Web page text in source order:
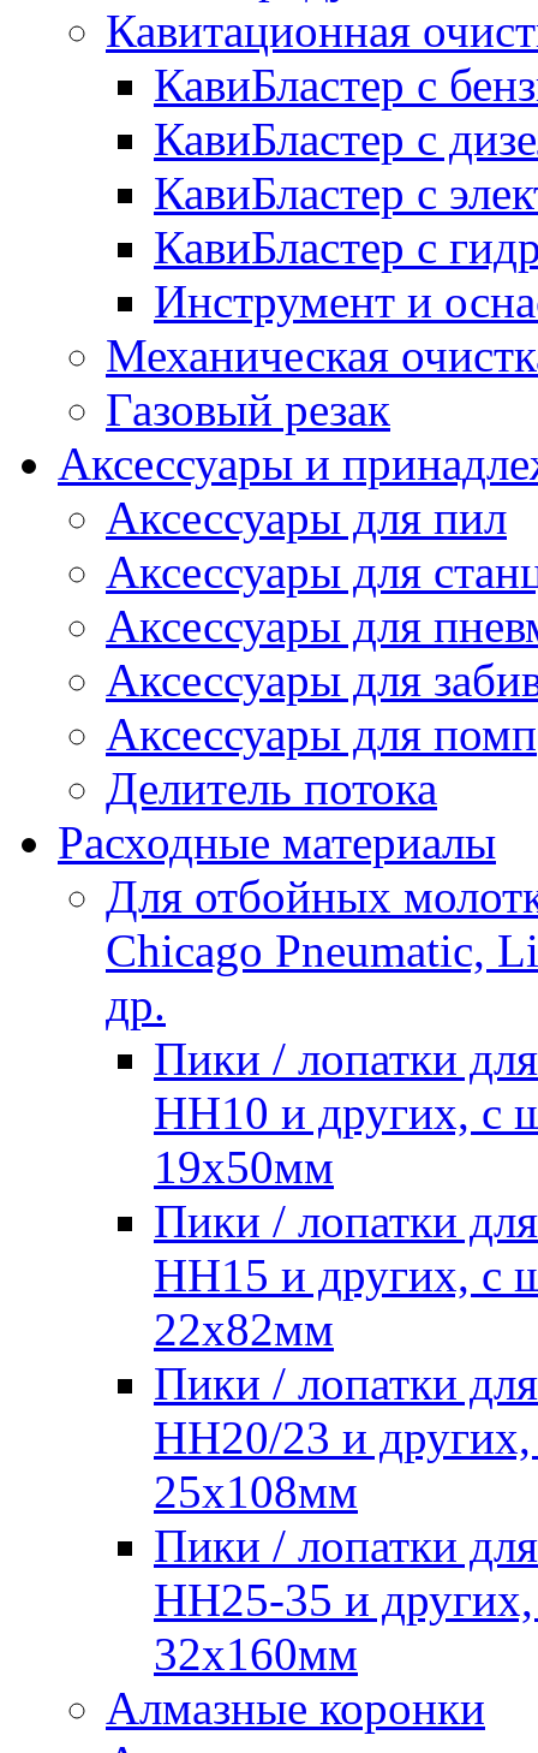
Кавитационная
КавиБластер с
КавиБластер с
КавиБластер с
КавиБластер с
Инструмент и
Механическая
Газовый резак
Аксессуары и
Аксессуары для пил
Аксессуары для
Аксессуары для
Аксессуары для
Аксессуары для помп
Делитель потока
Расходные материалы
Для отбойных
Chicago Pneumatic,
др.
Пики / лопатки
HH10 и других, с
19х50мм
Пики / лопатки
HH15 и других, с
22х82мм
Пики / лопатки
HH20/23 и
25х108мм
Пики / лопатки
HH25-35 и
32х160мм
Алмазные коронки